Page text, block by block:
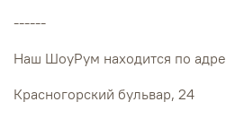
------
Наш ШоуРум находится по
Красногорский бульвар, 24